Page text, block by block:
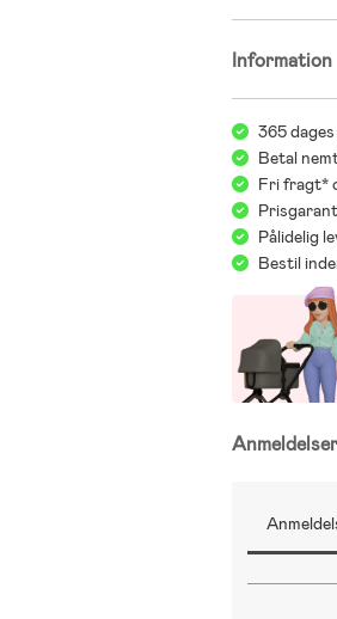
Information
365
Betal
Fri fragt*
Pålidelig
Bestil
Anmeldelser